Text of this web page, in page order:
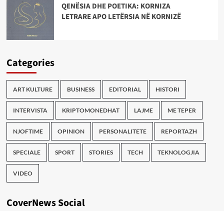
QENËSIA DHE POETIKA: KORNIZA
LETRARE APO LETËRSIA NË KORNIZË
Categories
ART KULTURE BUSINESS EDITORIAL HISTORI
INTERVISTA KRIPTOMONEDHAT LAJME ME TEPER
NJOFTIME OPINION PERSONALITETE REPORTAZH
SPECIALE SPORT STORIES TECH TEKNOLOGJIA
VIDEO
CoverNews Social